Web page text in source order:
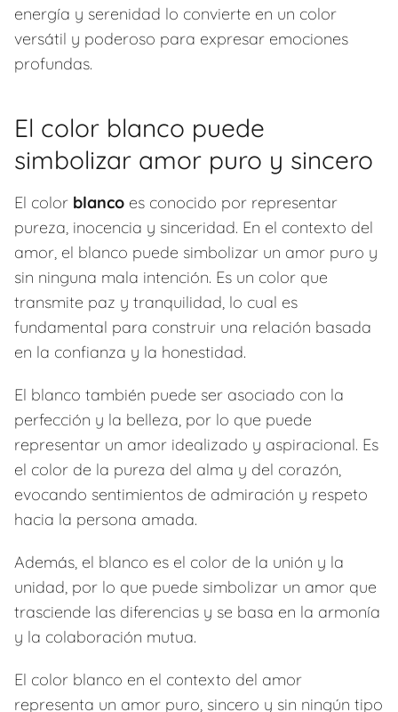
energía y serenidad lo convierte en un color
versátil y poderoso para expresar emociones
profundas.
El color blanco puede
simbolizar amor puro y sincero
El color blanco es conocido por representar
pureza, inocencia y sinceridad. En el contexto del
amor, el blanco puede simbolizar un amor puro y
sin ninguna mala intención. Es un color que
transmite paz y tranquilidad, lo cual es
fundamental para construir una relación basada
en la confianza y la honestidad.
El blanco también puede ser asociado con la
perfección y la belleza, por lo que puede
representar un amor idealizado y aspiracional. Es
el color de la pureza del alma y del corazón,
evocando sentimientos de admiración y respeto
hacia la persona amada.
Además, el blanco es el color de la unión y la
unidad, por lo que puede simbolizar un amor que
trasciende las diferencias y se basa en la armonía
y la colaboración mutua.
El color blanco en el contexto del amor
representa un amor puro, sincero y sin ningún tipo